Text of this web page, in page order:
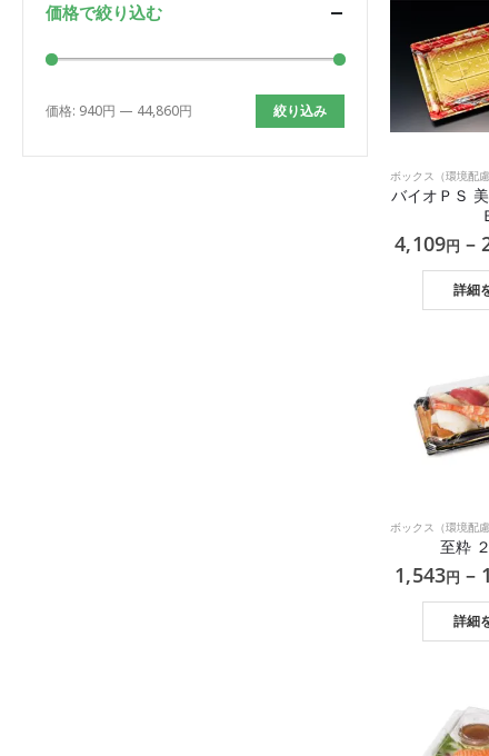
バイオＰＳ
4,109円 –
詳細
至粋
1,543円 –
詳細
価格で絞り込む
最
最
絞り込み
価格: 940円 — 44,860円